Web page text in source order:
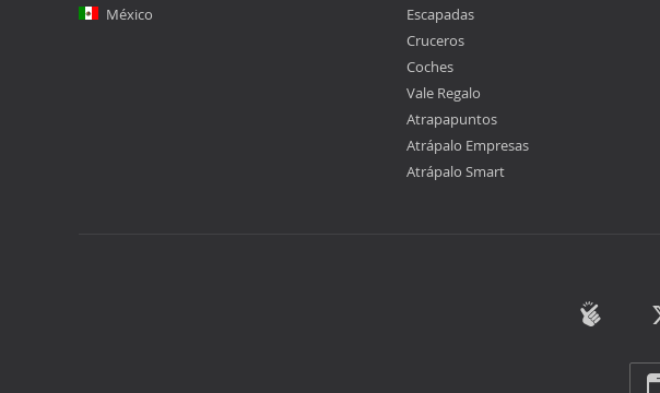
México
Escapadas
Cruceros
Coches
Vale Regalo
Atrapapuntos
Atrápalo Empresas
Atrápalo Smart